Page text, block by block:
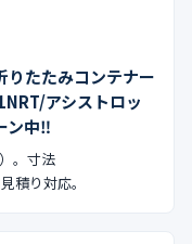
りたたみコンテナー
アシストロッ
ン中‼︎
。寸法
積り対応。